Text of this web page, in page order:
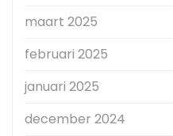
maart 2025
februari 2025
januari 2025
december 2024